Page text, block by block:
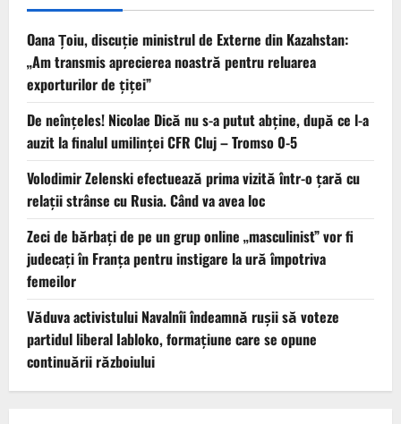
Oana Țoiu, discuție ministrul de Externe din Kazahstan:
„Am transmis aprecierea noastră pentru reluarea
exporturilor de țiței”
De neînțeles! Nicolae Dică nu s-a putut abține, după ce l-a
auzit la finalul umilinței CFR Cluj – Tromso 0-5
Volodimir Zelenski efectuează prima vizită într-o țară cu
relații strânse cu Rusia. Când va avea loc
Zeci de bărbați de pe un grup online „masculinist” vor fi
judecați în Franța pentru instigare la ură împotriva
femeilor
Văduva activistului Navalnîi îndeamnă ruşii să voteze
partidul liberal Iabloko, formațiune care se opune
continuării războiului